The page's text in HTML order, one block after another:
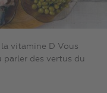
la vitamine D Vous
parler des vertus du